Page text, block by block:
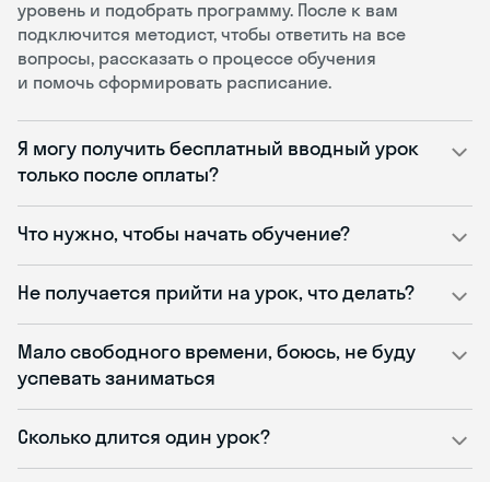
уровень и подобрать программу. После к вам
подключится методист, чтобы ответить на все
вопросы, рассказать о процессе обучения
и помочь сформировать расписание.
Я могу получить бесплатный вводный урок
только после оплаты?
Что нужно, чтобы начать обучение?
Не получается прийти на урок, что делать?
Мало свободного времени, боюсь, не буду
успевать заниматься
Сколько длится один урок?